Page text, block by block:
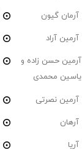
آرمان گیون
آرمین آراد
آرمین حسن زاده و
یاسین محمدی
آرمین نصرتی
آرهان
آریا